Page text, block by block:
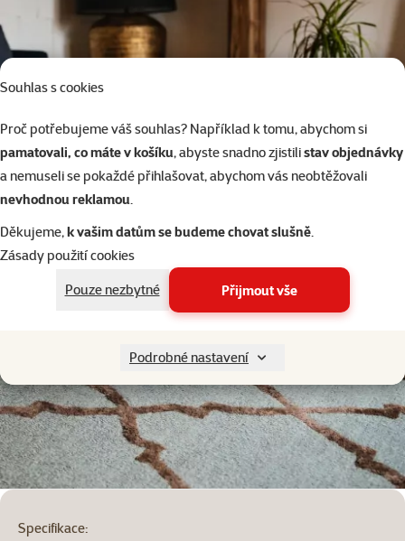
Souhlas s cookies
Proč potřebujeme váš souhlas? Například k tomu, abychom si
pamatovali, co máte v košíku, abyste snadno zjistilistav objednávky
a nemuseli se pokaždé přihlašovat, abychom vás neobtěžovali
nevhodnou reklamou.
Děkujeme,k vašim datům se budeme chovat slušně.
Zásady použití cookies
Pouze nezbytné
Přijmout vše
Podrobné nastavení
Specifikace: